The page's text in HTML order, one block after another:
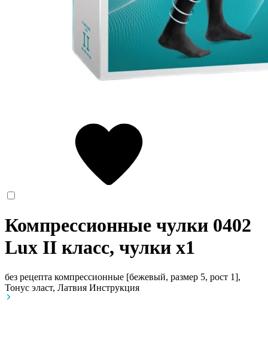
Компрессионные чулки 0402
Lux II класс, чулки x1
без рецепта компрессионные [бежевый, размер 5, рост 1],
Тонус эласт, Латвия Инструкция